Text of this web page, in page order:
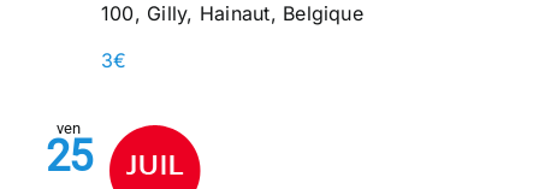
100, Gilly, Hainaut, Belgique
3€
ven
25